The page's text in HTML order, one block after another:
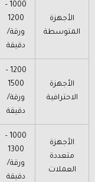
الأجهزة
المتوسطة
1000 –
1200
ورقة/
دقيقة
الأجهزة
الاحترافية
1200 –
1500
ورقة/
دقيقة
الأجهزة
متعددة
العملات
1000 –
1300
ورقة/
دقيقة